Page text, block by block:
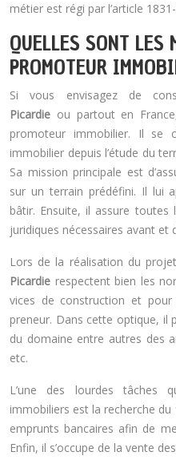
métier est régi par l’article
QUELLES SONT LES
PROMOTEUR
Si vous envisagez de
Picardie ou partout en
promoteur immobilier. Il se
immobilier depuis l’étude du
Sa mission principale est
sur un terrain prédéfini. Il lui
bâtir. Ensuite, il assure toutes
juridiques nécessaires avant et
Lors de la réalisation du
Picardie respectent bien les
vices de construction et
preneur. Dans cette optique, il
du domaine entre autres des
etc.
L’une des lourdes tâches
immobiliers est la recherche
emprunts bancaires afin de
Enfin, il s’occupe de la vente